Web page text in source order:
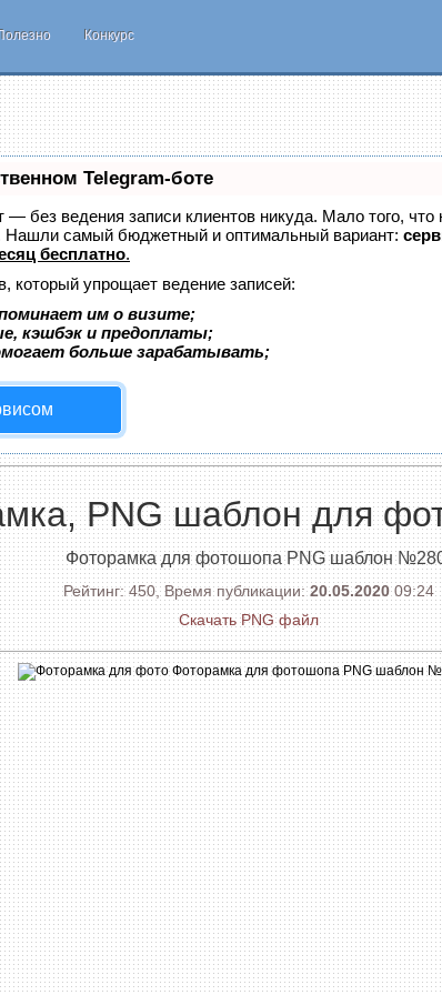
Конкурс
Telegram-боте
— без ведения записи клиентов никуда. Мало того,
Нашли самый бюджетный и оптимальный вариант:
бесплатно.
который упрощает ведение записей:
им о визите;
кэшбэк и предоплаты;
больше зарабатывать;
PNG шаблон для
Фоторамка для фотошопа PNG шаблон
Рейтинг: 450, Время публикации:20.05.202009:24
Скачать PNG файл